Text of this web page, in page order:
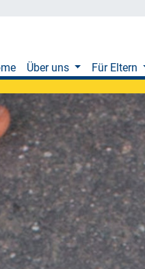
Über uns Für Eltern